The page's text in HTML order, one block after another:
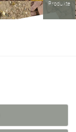
Produkte